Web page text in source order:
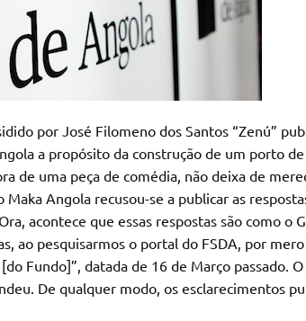
por José Filomeno dos Santos “Zenú”
a propósito da construção de um porto
de uma peça de comédia, não deixa de
Angola recusou-se a publicar as
acontece que essas respostas são como o
ao pesquisarmos o portal do FSDA, por
Fundo]”, datada de 16 de Março passado.
De qualquer modo, os esclarecimentos